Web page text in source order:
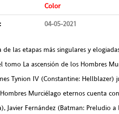
Color
04-05-2021
de las etapas más singulares y
tomo La ascensión de los Hombres
Tynion IV (Constantine:
Murciélago eternos cuenta
Javier Fernández (Batman: Preludio